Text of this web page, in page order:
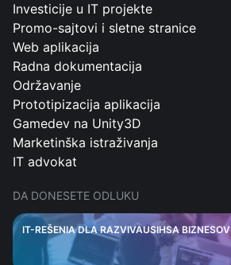
Investicije u IT projekte
Promo-sajtovi i sletne stranice
Web aplikacija
Radna dokumentacija
Održavanje
Prototipizacija aplikacija
Gamedev na Unity3D
Marketinška istraživanja
IT advokat
DA DONESETE ODLUKU
IT-REŠENIA DLA RAZVIVAUSIHSA BIZNESOV